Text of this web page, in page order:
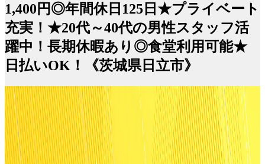
1,400円◎年間休日125日★プライベート
充実！★20代～40代の男性スタッフ活
躍中！長期休暇あり◎食堂利用可能★
日払いOK！《茨城県⽇⽴市》